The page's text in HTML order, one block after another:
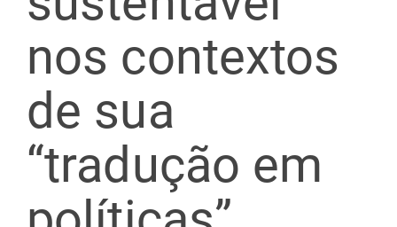
nos contextos
de sua
“tradução em